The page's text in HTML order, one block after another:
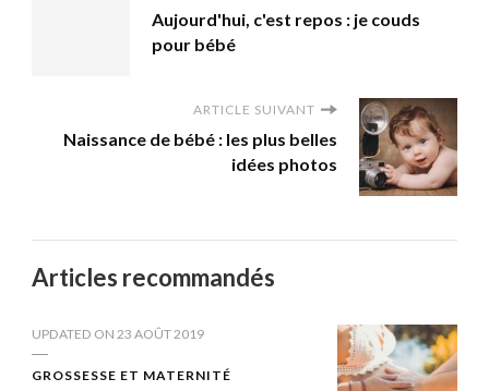
Aujourd'hui, c'est repos : je couds
pour bébé
ARTICLE SUIVANT
Naissance de bébé : les plus belles
idées photos
Articles recommandés
UPDATED ON 23 AOÛT 2019
GROSSESSE ET MATERNITÉ